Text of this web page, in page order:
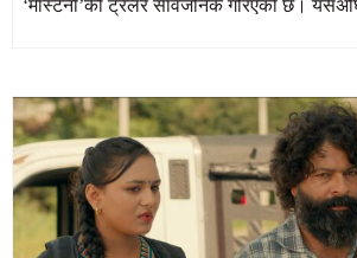
‘मास्टर्नी’को ट्रेलर सार्वजनिक गरिएको छ।